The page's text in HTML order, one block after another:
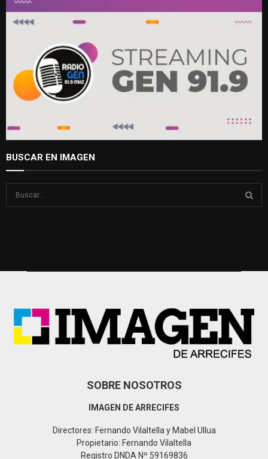
BUSCAR EN IMAGEN
SOBRE NOSOTROS
IMAGEN DE ARRECIFES
Directores: Fernando Vilaltella y Mabel Ullua
Propietario: Fernando Vilaltella
Registro DNDA Nº 59169836